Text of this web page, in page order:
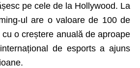
pe cele de la Hollywood. La
ul are o valoare de 100 de
o creștere anuală de aproape
de esports a ajuns